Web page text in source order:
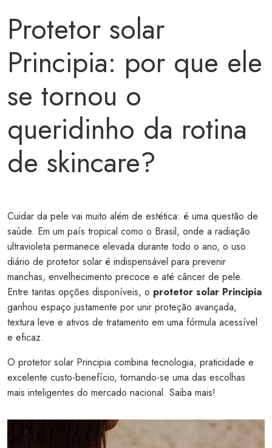
Protetor solar
Principia: por que ele
se tornou o
queridinho da rotina
de skincare?
Cuidar da pele vai muito além de estética: é uma questão de
saúde. Em um país tropical como o Brasil, onde a radiação
ultravioleta permanece elevada durante todo o ano, o uso
diário de protetor solar é indispensável para prevenir
manchas, envelhecimento precoce e até câncer de pele.
Entre tantas opções disponíveis, o protetor solar Principia
ganhou espaço justamente por unir proteção avançada,
textura leve e ativos de tratamento em uma fórmula acessível
e eficaz.
O protetor solar Principia combina tecnologia, praticidade e
excelente custo-benefício, tornando-se uma das escolhas
mais inteligentes do mercado nacional. Saiba mais!